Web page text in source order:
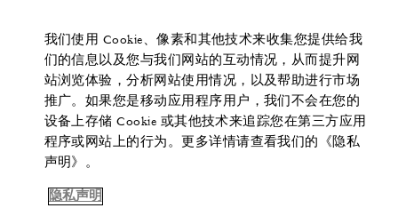
我们使用 Cookie、像素和其他技术来收集您提供给我
们的信息以及您与我们网站的互动情况，从而提升网
站浏览体验，分析网站使用情况，以及帮助进行市场
推广。如果您是移动应用程序用户，我们不会在您的
设备上存储 Cookie 或其他技术来追踪您在第三方应用
程序或网站上的行为。更多详情请查看我们的《隐私
声明》。
隐私声明